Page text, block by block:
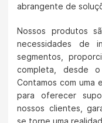
abrangente de
Nossos produtos
necessidades de
segmentos,
completa, desde
Contamos com uma
para oferecer
nossos clientes,